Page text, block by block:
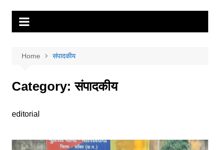
Home संपादकीय
Category:संपादकीय
editorial